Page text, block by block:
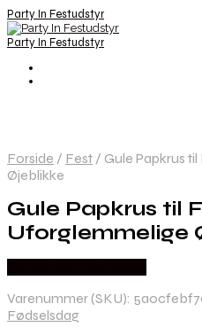
Party In Festudstyr
Party In Festudstyr
Forside / Fest / Gule Papkrus
Øjeblikke
Gule Papkrus til
Uforglemmelige
Varenummer (SKU):
Fødselsdag